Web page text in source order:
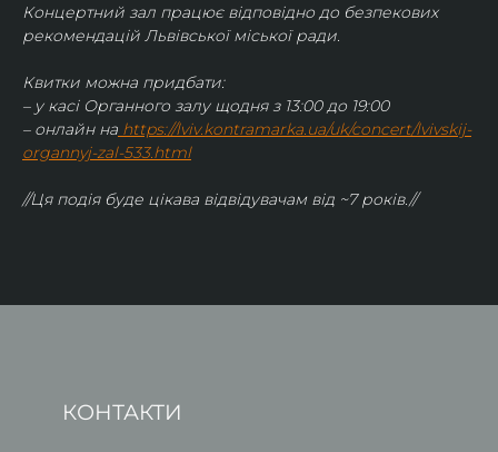
Концертний зал працює відповідно до безпекових
рекомендацій Львівської міської ради.
Квитки можна придбати:
– у касі Органного залу щодня з 13:00 до 19:00
– онлайн на https://lviv.kontramarka.ua/uk/concert/lvivskij-
organnyj-zal-533.html
//Ця подія буде цікава відвідувачам від ~7 років.//
КОНТАКТИ